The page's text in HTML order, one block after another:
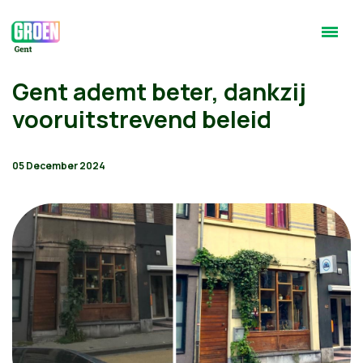
Gent ademt beter, dankzij
vooruitstrevend beleid
05 December 2024